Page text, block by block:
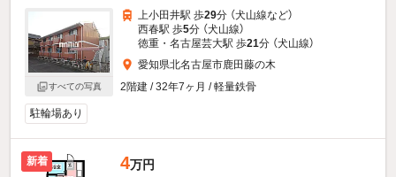
すべての写真
上小田井駅 歩29分 （犬山線など）
西春駅 歩5分 （犬山線）
徳重・名古屋芸大駅 歩21分 （犬山線）
愛知県北名古屋市鹿田藤の木
2階建 / 32年7ヶ月 / 軽量鉄骨
駐輪場あり
新着 4万円